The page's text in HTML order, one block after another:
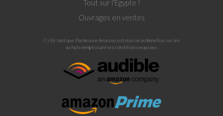
Tout sur l'Egypte !
Ouvrages en ventes
(1) En tant que Partenaire Amazon, est réalisé un bénéfice sur les
achats remplissant les conditions requises.